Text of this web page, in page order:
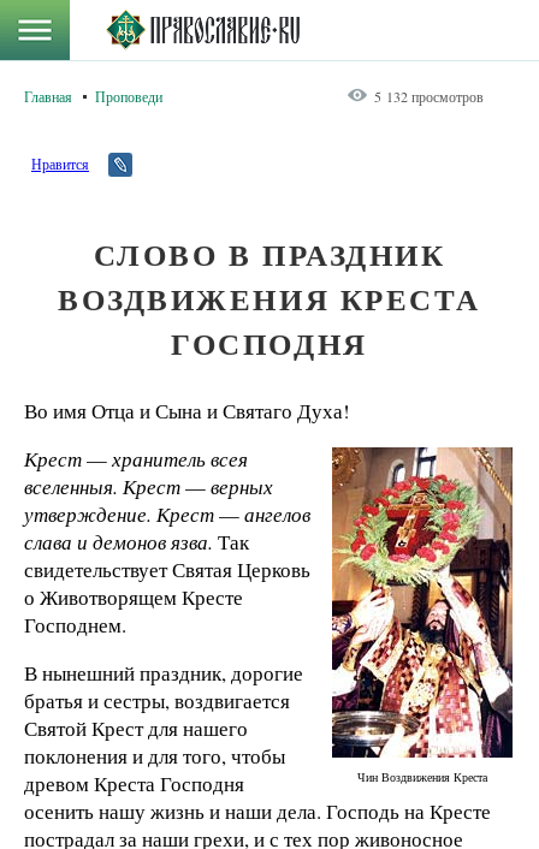
Главная Проповеди 5 132 просмотров
Нравится
СЛОВО В ПРАЗДНИК
ВОЗДВИЖЕНИЯ КРЕСТА
ГОСПОДНЯ
Во имя Отца и Сына и Святаго Духа!
Чин Воздвижения Креста
Крест—хранитель всея
вселенныя. Крест—верных
утверждение. Крест—ангелов
слава и демонов язва. Так
свидетельствует Святая Церковь
о Животворящем Кресте
Господнем.
В нынешний праздник, дорогие
братья и сестры, воздвигается
Святой Крест для нашего
поклонения и для того, чтобы
древом Креста Господня
осенить нашу жизнь и наши де­ла. Господь на Кресте
пострадал за наши грехи, и с тех пор живоносное